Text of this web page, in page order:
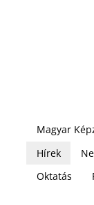
Magyar
Hírek
Oktatás